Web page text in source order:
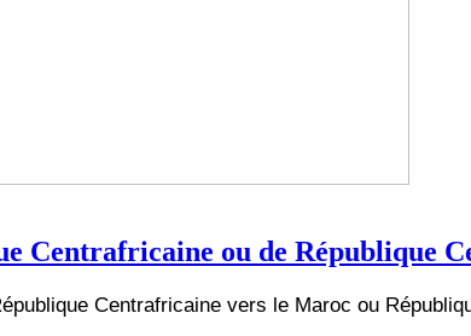
Centrafricaine ou de République
Centrafricaine vers le Maroc ou